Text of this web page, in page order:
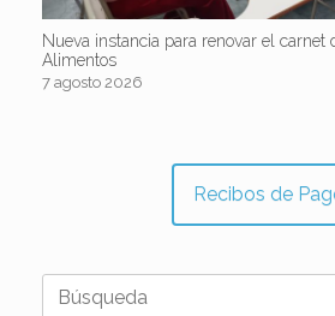
Nueva instancia para renovar el carnet
Alimentos
7 agosto 2026
Recibos de
Buscar: